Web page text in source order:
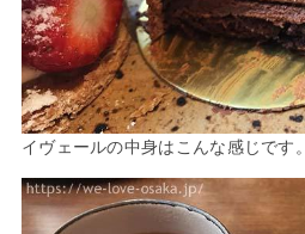
イヴェールの中身はこんな感じです。